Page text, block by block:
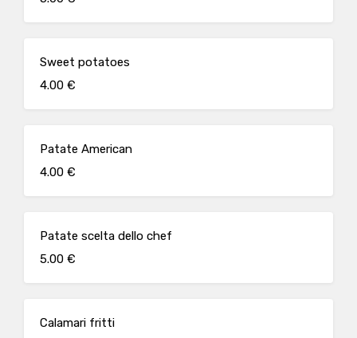
Sweet potatoes
4.00 €
Patate American
4.00 €
Patate scelta dello chef
5.00 €
Calamari fritti